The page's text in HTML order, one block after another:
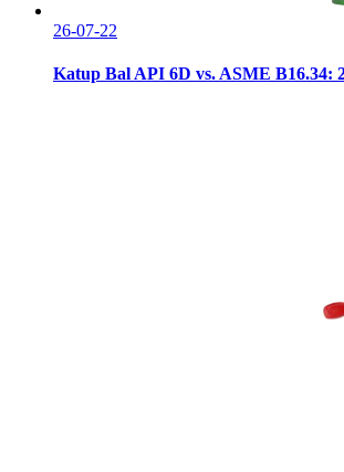
26-07-22
Katup Bal API 6D vs. ASME B16.34: